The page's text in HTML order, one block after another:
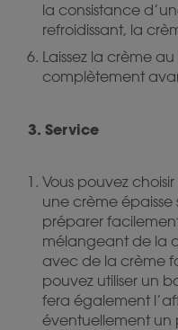
la consistance
refroidissant, la
Laissez la crème
complètement
3. Service
Vous pouvez
une crème épaisse
préparer
mélangeant de la
avec de la crème
pouvez utiliser un
fera également
éventuellement un